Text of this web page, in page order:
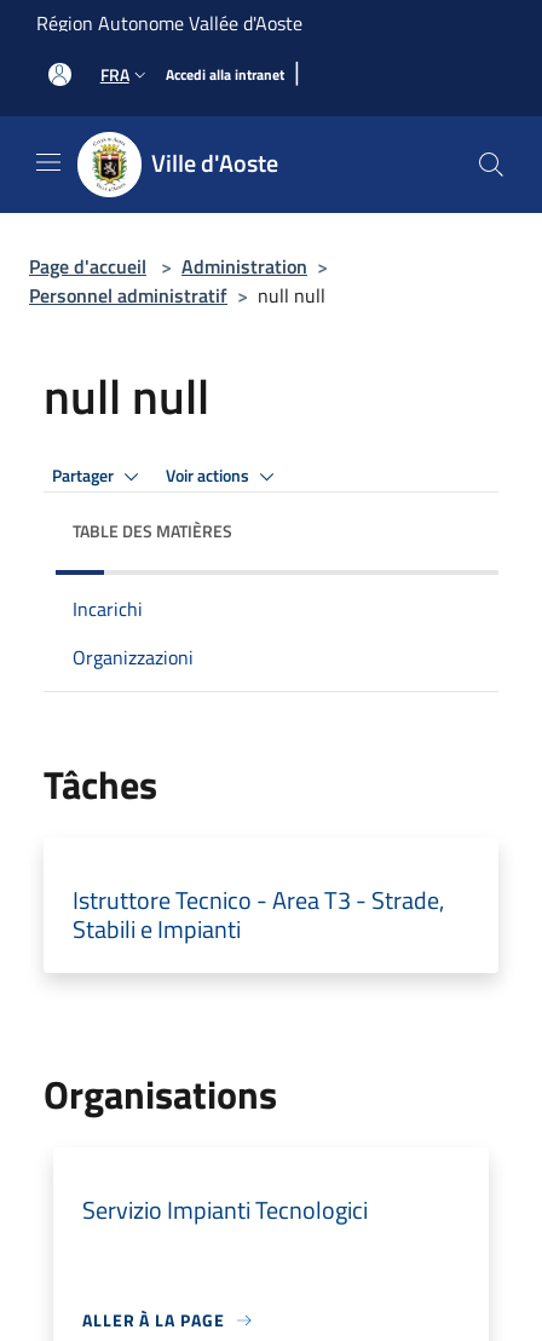
Salta al contenuto principale
Région Autonome Vallée d'Aoste
FRA Accedi alla intranet |
Ville d'Aoste
Page d'accueil > Administration >
Personnel administratif > null null
null null
Partager Voir actions
TABLE DES MATIÈRES
Incarichi
Organizzazioni
Tâches
Istruttore Tecnico - Area T3 - Strade,
Stabili e Impianti
Organisations
Servizio Impianti Tecnologici
ALLER À LA PAGE